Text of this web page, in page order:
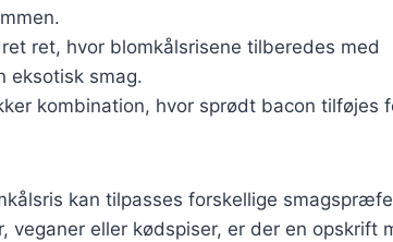
ret, hvor blomkålsrisene tilberedes med
eksotisk smag.
kombination, hvor sprødt bacon tilføjes
kan tilpasses forskellige
veganer eller kødspiser, er der en opskrift